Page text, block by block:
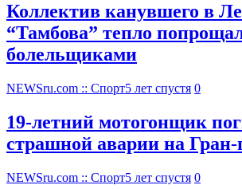
Коллектив канувшего в
“Тамбова” тепло
болельщиками
NEWSru.com :: Спорт5 лет спустя 0
19-летний мотогонщик
страшной аварии на
NEWSru.com :: Спорт5 лет спустя 0